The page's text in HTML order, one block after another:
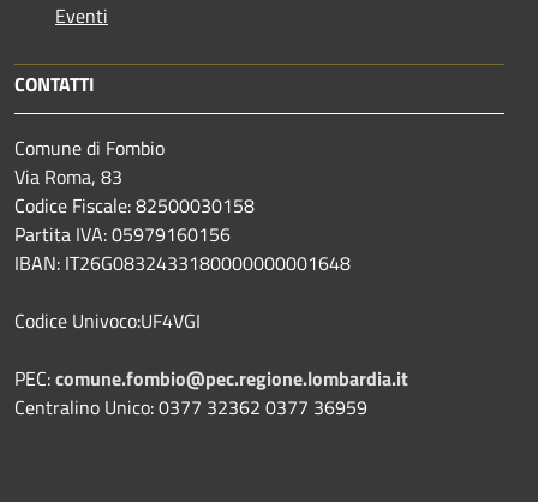
Eventi
CONTATTI
Comune di Fombio
Via Roma, 83
Codice Fiscale: 82500030158
Partita IVA: 05979160156
IBAN: IT26G0832433180000000001648
Codice Univoco:UF4VGI
PEC:comune.fombio@pec.regione.lombardia.it
Centralino Unico: 0377 32362 0377 36959